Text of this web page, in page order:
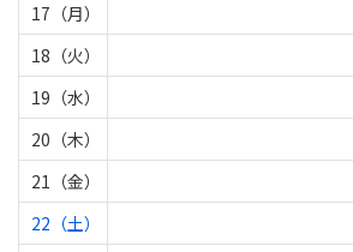
17（月）
18（火）
19（水）
20（木）
21（金）
22（土）